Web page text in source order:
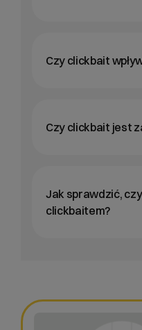
Czy clickbait
Czy clickbait jest
Jak sprawdzić,
clickbaitem?